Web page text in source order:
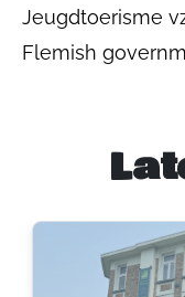
Jeugdtoerisme
Flemish